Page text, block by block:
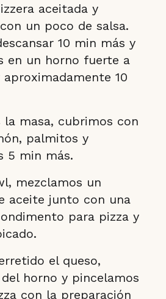
aceitada y
un poco de salsa.
10 min más y
en un horno fuerte a
aproximadamente 10
la masa, cubrimos con
palmitos y
5 min más.
mezclamos un
aceite junto con una
para pizza y
el queso,
horno y pincelamos
con la preparación